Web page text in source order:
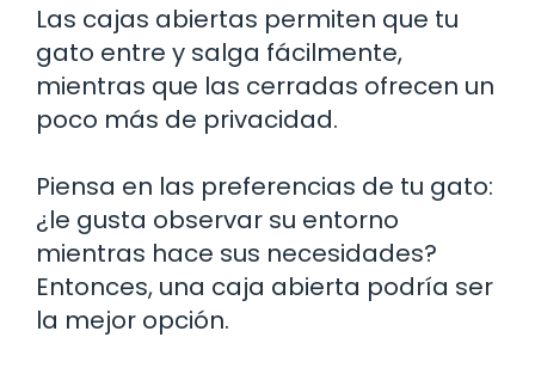
Las cajas abiertas permiten que tu
gato entre y salga fácilmente,
mientras que las cerradas ofrecen un
poco más de privacidad.
Piensa en las preferencias de tu gato:
¿le gusta observar su entorno
mientras hace sus necesidades?
Entonces, una caja abierta podría ser
la mejor opción.